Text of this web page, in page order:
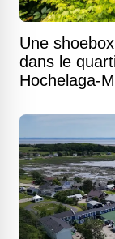
Une
dans le
Hochelaga-